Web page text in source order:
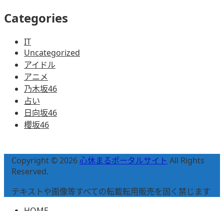
Categories
IT
Uncategorized
アイドル
アニメ
乃木坂46
占い
日向坂46
櫻坂46
Copyright © 2026心休まるポータルサイト All Rights
Reserved.
テキストや画像等すべての転載転用販売を固く禁じます